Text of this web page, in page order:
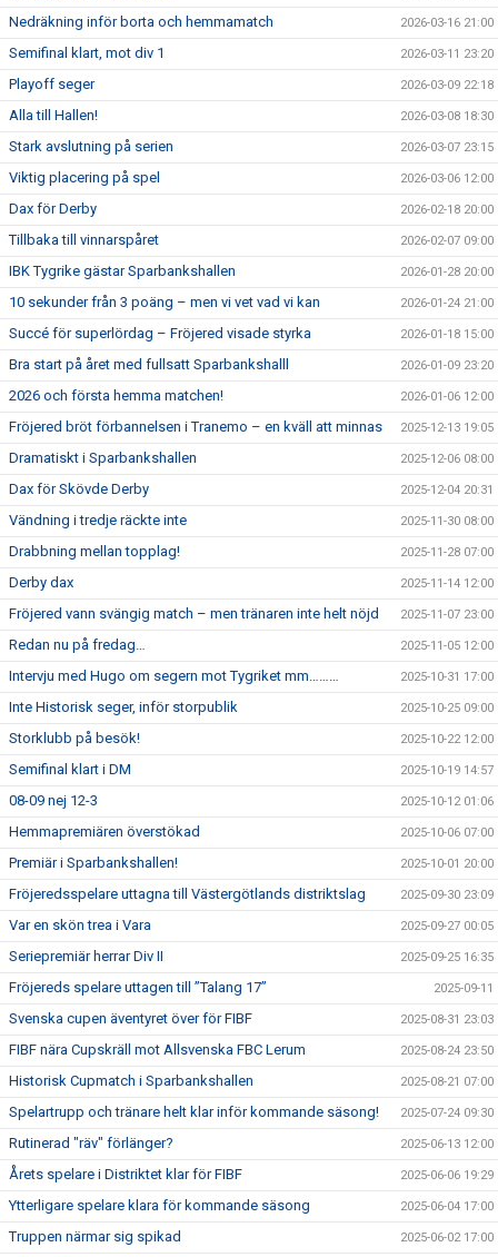
Nedräkning inför borta och hemmamatch 2026-03-16 21:00
Semifinal klart, mot div 1 2026-03-11 23:20
Playoff seger 2026-03-09 22:18
Alla till Hallen! 2026-03-08 18:30
Stark avslutning på serien 2026-03-07 23:15
Viktig placering på spel 2026-03-06 12:00
Dax för Derby 2026-02-18 20:00
Tillbaka till vinnarspåret 2026-02-07 09:00
IBK Tygrike gästar Sparbankshallen 2026-01-28 20:00
10 sekunder från 3 poäng – men vi vet vad vi kan 2026-01-24 21:00
Succé för superlördag – Fröjered visade styrka 2026-01-18 15:00
Bra start på året med fullsatt Sparbankshalll 2026-01-09 23:20
2026 och första hemma matchen! 2026-01-06 12:00
Fröjered bröt förbannelsen i Tranemo – en kväll att minnas 2025-12-13 19:05
Dramatiskt i Sparbankshallen 2025-12-06 08:00
Dax för Skövde Derby 2025-12-04 20:31
Vändning i tredje räckte inte 2025-11-30 08:00
Drabbning mellan topplag! 2025-11-28 07:00
Derby dax 2025-11-14 12:00
Fröjered vann svängig match – men tränaren inte helt nöjd 2025-11-07 23:00
Redan nu på fredag… 2025-11-05 12:00
Intervju med Hugo om segern mot Tygriket mm……… 2025-10-31 17:00
Inte Historisk seger, inför storpublik 2025-10-25 09:00
Storklubb på besök! 2025-10-22 12:00
Semifinal klart i DM 2025-10-19 14:57
08-09 nej 12-3 2025-10-12 01:06
Hemmapremiären överstökad 2025-10-06 07:00
Premiär i Sparbankshallen! 2025-10-01 20:00
Fröjeredsspelare uttagna till Västergötlands distriktslag 2025-09-30 23:09
Var en skön trea i Vara 2025-09-27 00:05
Seriepremiär herrar Div II 2025-09-25 16:35
Fröjereds spelare uttagen till ”Talang 17” 2025-09-11
Svenska cupen äventyret över för FIBF 2025-08-31 23:03
FIBF nära Cupskräll mot Allsvenska FBC Lerum 2025-08-24 23:50
Historisk Cupmatch i Sparbankshallen 2025-08-21 07:00
Spelartrupp och tränare helt klar inför kommande säsong! 2025-07-24 09:30
Rutinerad "räv" förlänger? 2025-06-13 12:00
Årets spelare i Distriktet klar för FIBF 2025-06-06 19:29
Ytterligare spelare klara för kommande säsong 2025-06-04 17:00
Truppen närmar sig spikad 2025-06-02 17:00